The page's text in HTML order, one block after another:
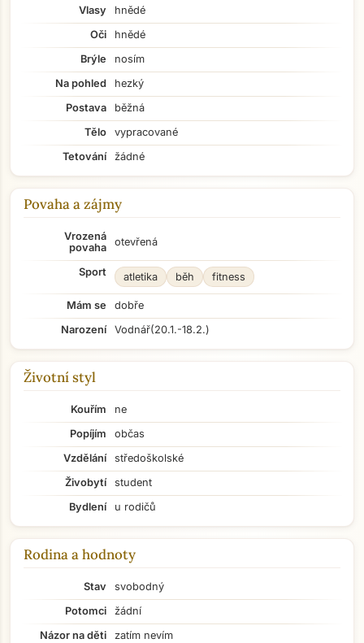
Vlasy
hnědé
Oči
hnědé
Brýle
nosím
Na pohled
hezký
Postava
běžná
Tělo
vypracované
Tetování
žádné
Povaha a zájmy
Vrozená
povaha
otevřená
Sport atletika běh fitness
Mám se
dobře
Narození
Vodnář(20.1.-18.2.)
Životní styl
Kouřím
ne
Popíjím
občas
Vzdělání
středoškolské
Živobytí
student
Bydlení
u rodičů
Rodina a hodnoty
Stav
svobodný
Potomci
žádní
Názor na děti
zatím nevím